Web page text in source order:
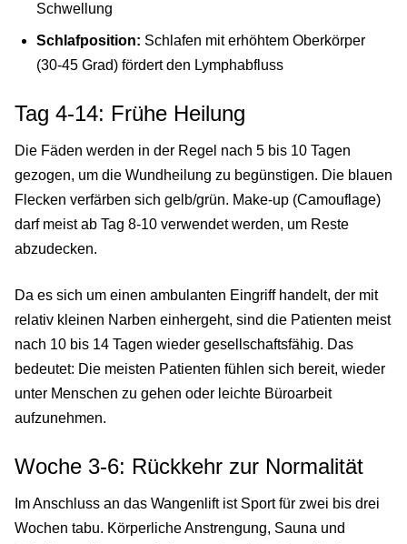
Schwellung
Schlafposition: Schlafen mit erhöhtem Oberkörper
(30-45 Grad) fördert den Lymphabfluss
Tag 4-14: Frühe Heilung
Die Fäden werden in der Regel nach 5 bis 10 Tagen
gezogen, um die Wundheilung zu begünstigen. Die blauen
Flecken verfärben sich gelb/grün. Make-up (Camouflage)
darf meist ab Tag 8-10 verwendet werden, um Reste
abzudecken.
Da es sich um einen ambulanten Eingriff handelt, der mit
relativ kleinen Narben einhergeht, sind die Patienten meist
nach 10 bis 14 Tagen wieder gesellschaftsfähig. Das
bedeutet: Die meisten Patienten fühlen sich bereit, wieder
unter Menschen zu gehen oder leichte Büroarbeit
aufzunehmen.
Woche 3-6: Rückkehr zur Normalität
Im Anschluss an das Wangenlift ist Sport für zwei bis drei
Wochen tabu. Körperliche Anstrengung, Sauna und